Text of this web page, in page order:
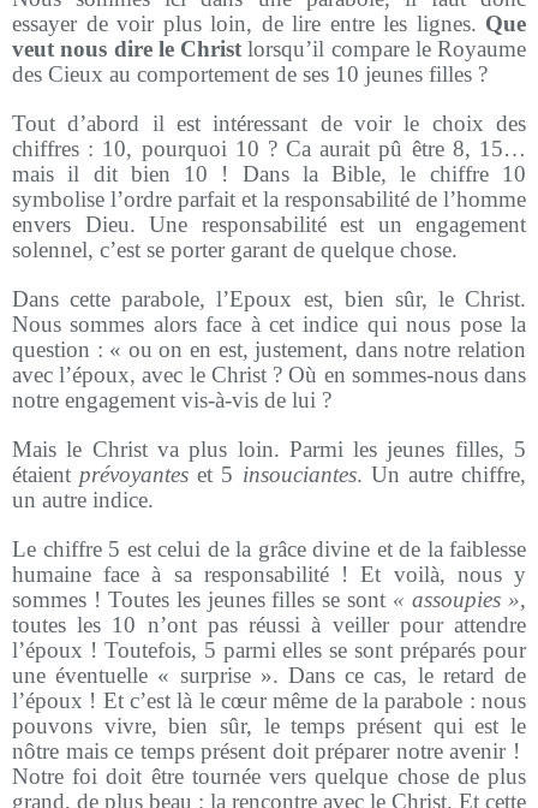
essayer de voir plus loin, de lire entre les lignes. Que
veut nous dire le Christ lorsqu’il compare le Royaume
des Cieux au comportement de ses 10 jeunes filles ?
Tout d’abord il est intéressant de voir le choix des
chiffres : 10, pourquoi 10 ? Ca aurait pû être 8, 15…
mais il dit bien 10 ! Dans la Bible, le chiffre 10
symbolise l’ordre parfait et la responsabilité de l’homme
envers Dieu. Une responsabilité est un engagement
solennel, c’est se porter garant de quelque chose.
Dans cette parabole, l’Epoux est, bien sûr, le Christ.
Nous sommes alors face à cet indice qui nous pose la
question : « ou on en est, justement, dans notre relation
avec l’époux, avec le Christ ? Où en sommes-nous dans
notre engagement vis-à-vis de lui ?
Mais le Christ va plus loin. Parmi les jeunes filles, 5
étaient prévoyantes et 5 insouciantes. Un autre chiffre,
un autre indice.
Le chiffre 5 est celui de la grâce divine et de la faiblesse
humaine face à sa responsabilité ! Et voilà, nous y
sommes ! Toutes les jeunes filles se sont « assoupies »,
toutes les 10 n’ont pas réussi à veiller pour attendre
l’époux ! Toutefois, 5 parmi elles se sont préparés pour
une éventuelle « surprise ». Dans ce cas, le retard de
l’époux ! Et c’est là le cœur même de la parabole : nous
pouvons vivre, bien sûr, le temps présent qui est le
nôtre mais ce temps présent doit préparer notre avenir !
Notre foi doit être tournée vers quelque chose de plus
grand, de plus beau : la rencontre avec le Christ. Et cette